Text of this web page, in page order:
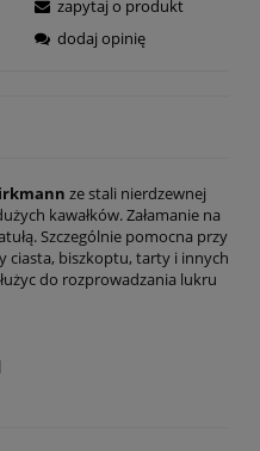
zapytaj o produkt
dodaj opinię
ze stali nierdzewnej
kawałków. Załamanie na
Szczególnie pomocna przy
ciasta, biszkoptu, tarty i innych
do rozprowadzania lukru